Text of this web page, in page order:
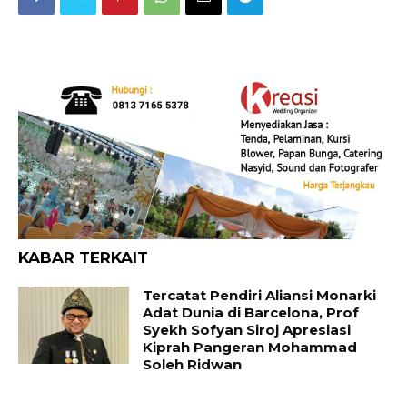
KABAR TERKAIT
Tercatat Pendiri Aliansi Monarki
Adat Dunia di Barcelona, Prof
Syekh Sofyan Siroj Apresiasi
Kiprah Pangeran Mohammad
Soleh Ridwan